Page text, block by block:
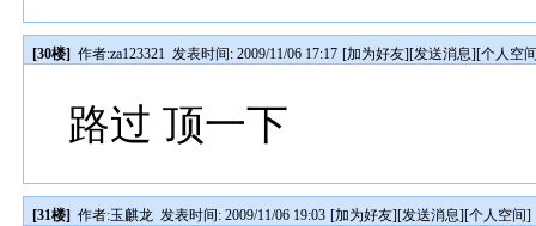
[30楼] 作者:za123321 发表时间: 2009/11/06 17:17 [加为好友][发送消息][个人空
路过 顶一下
[31楼] 作者:玉麒龙 发表时间: 2009/11/06 19:03 [加为好友][发送消息][个人空间]